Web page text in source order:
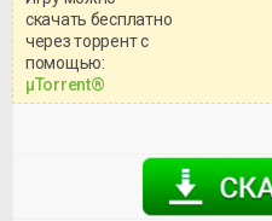
скачать бесплатно
через торрент с
помощью:
μTorrent®